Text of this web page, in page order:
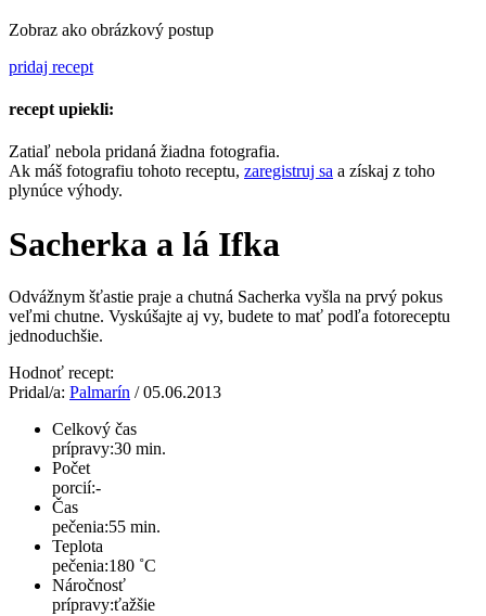
Zobraz ako obrázkový postup
pridaj recept
recept upiekli:
Zatiaľ nebola pridaná žiadna fotografia.
Ak máš fotografiu tohoto receptu, zaregistruj sa a získaj z toho
plynúce výhody.
Sacherka a lá Ifka
Odvážnym šťastie praje a chutná Sacherka vyšla na prvý pokus
veľmi chutne. Vyskúšajte aj vy, budete to mať podľa fotoreceptu
jednoduchšie.
Hodnoť recept:
Pridal/a: Palmarín / 05.06.2013
Celkový čas
prípravy:30 min.
Počet
porcií:-
Čas
pečenia:55 min.
Teplota
pečenia:180 ˚C
Náročnosť
prípravy:ťažšie